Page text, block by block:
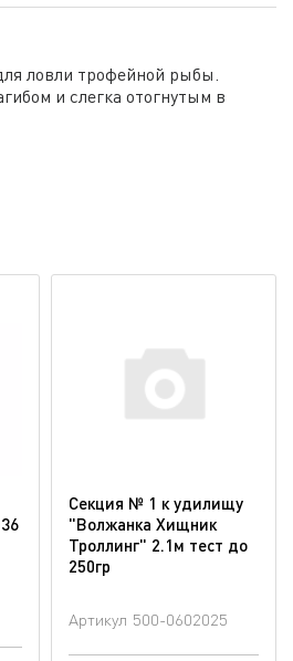
ловли трофейной рыбы.
и слегка отогнутым в
Секция № 1 к удилищу
"Волжанка Хищник
Троллинг" 2.1м тест до
250гр
Артикул 500-0602025